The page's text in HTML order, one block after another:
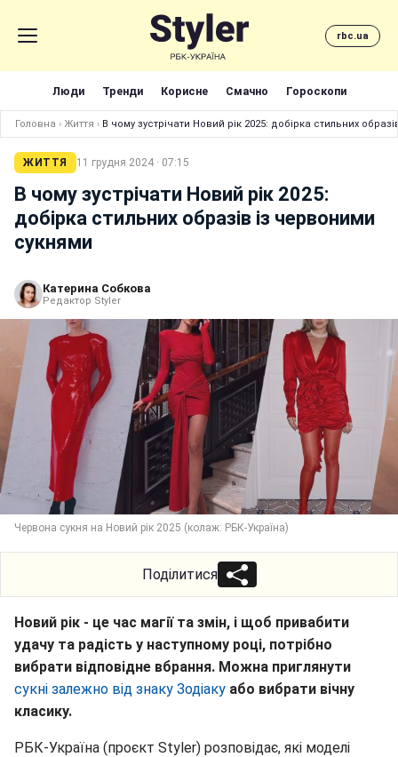
rbc.ua
Люди Тренди Корисне Смачно Гороскопи
Головна › Життя › В чому зустрічати Новий рік 2025: добірка стильних
ЖИТТЯ 11 грудня 2024 · 07:15
В чому зустрічати Новий рік 2025:
добірка стильних образів із червоними
сукнями
Катерина Собкова
Редактор Styler
Червона сукня на Новий рік 2025 (колаж: РБК-Україна)
Поділитися
Новий рік - це час магії та змін, і щоб привабити
удачу та радість у наступному році, потрібно
вибрати відповідне вбрання. Можна приглянути
сукні залежно від знаку Зодіаку або вибрати вічну
класику.
РБК-Україна (проєкт Styler) розповідає, які моделі